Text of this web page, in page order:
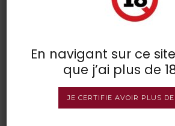
En navigant sur ce
que j’ai plus de
JE CERTIFIE AVOIR PLUS